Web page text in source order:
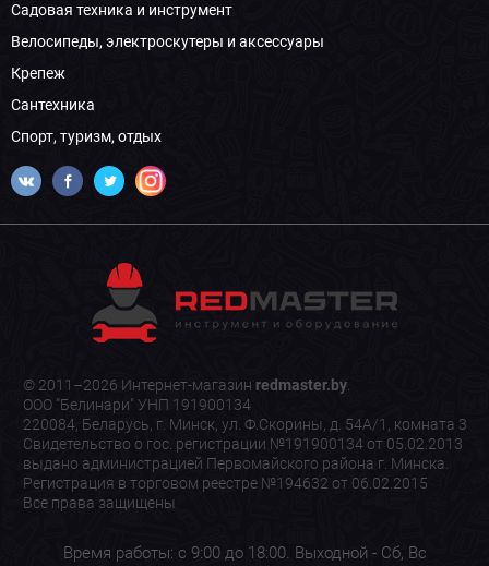
Садовая техника и инструмент
Велосипеды, электроскутеры и аксессуары
Крепеж
Сантехника
Спорт, туризм, отдых
© 2011–2026 Интернет-магазин redmaster.by.
ООО "Белинари" УНП 191900134
220084, Беларусь, г. Минск, ул. Ф.Скорины, д. 54А/1, комната 3
Свидетельство о гос. регистрации №191900134 от 05.02.2013
выдано администрацией Первомайского района г. Минска.
Регистрация в торговом реестре №194632 от 06.02.2015
Все права защищены
Время работы: с 9:00 до 18:00. Выходной - Сб, Вс